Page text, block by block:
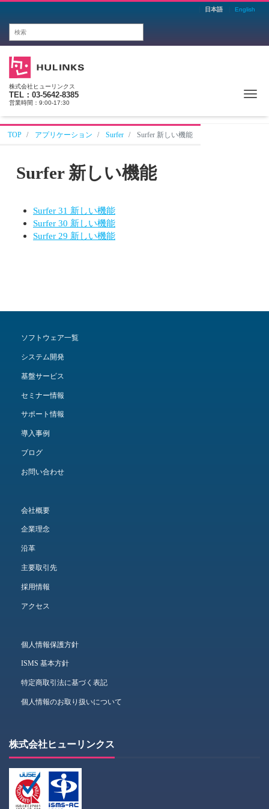
日本語 English
株式会社ヒューリンクス
TEL：03-5642-8385
営業時間：9:00-17:30
TOP アプリケーション Surfer Surfer 新しい機能
Surfer 新しい機能
Surfer 31 新しい機能
Surfer 30 新しい機能
Surfer 29 新しい機能
ソフトウェア一覧
システム開発
基盤サービス
セミナー情報
サポート情報
導入事例
ブログ
お問い合わせ
会社概要
企業理念
沿革
主要取引先
採用情報
アクセス
個人情報保護方針
ISMS 基本方針
特定商取引法に基づく表記
個人情報のお取り扱いについて
株式会社ヒューリンクス